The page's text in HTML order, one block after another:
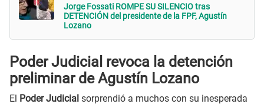
Jorge Fossati ROMPE SU SILENCIO tras
DETENCIÓN del presidente de la FPF, Agustín
Lozano
Poder Judicial revoca la detención
preliminar de Agustín Lozano
El Poder Judicial sorprendió a muchos con su inesperada